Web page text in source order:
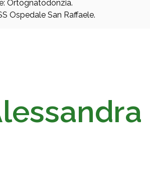
Ortognatodonzia.
Ospedale San Raffaele.